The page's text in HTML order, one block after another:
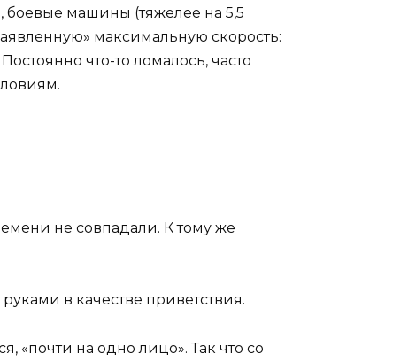
машины (тяжелее на 5,5
максимальную скорость:
что-то ломалось, часто
не совпадали. К тому же
в качестве приветствия.
«почти на одно лицо». Так что со